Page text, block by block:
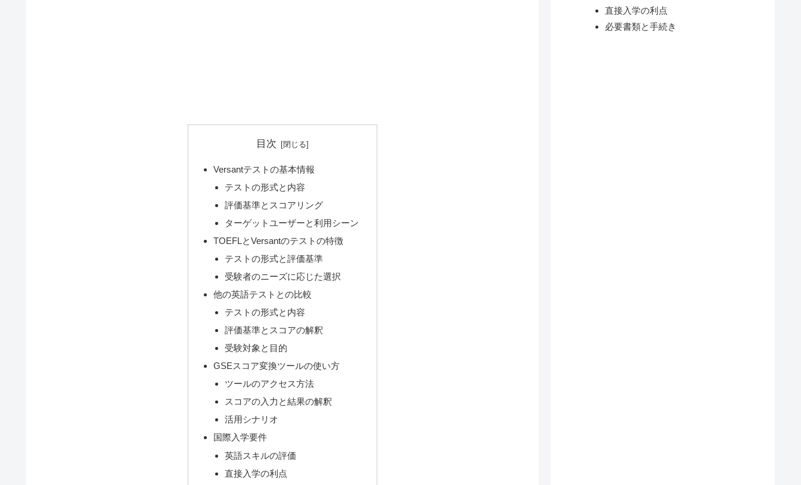
目次
Versantテストの基本情報
テストの形式と内容
評価基準とスコアリング
ターゲットユーザーと利用シーン
TOEFLとVersantのテストの特徴
テストの形式と評価基準
受験者のニーズに応じた選択
他の英語テストとの比較
テストの形式と内容
評価基準とスコアの解釈
受験対象と目的
GSEスコア変換ツールの使い方
ツールのアクセス方法
スコアの入力と結果の解釈
活用シナリオ
国際入学要件
英語スキルの評価
直接入学の利点
直接入学の利点
必要書類と手続き